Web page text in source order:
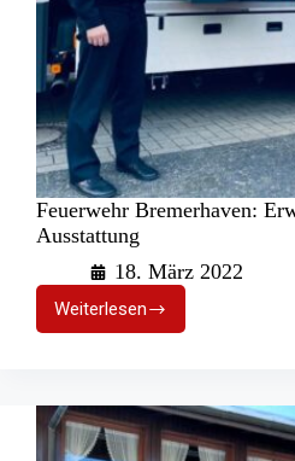
Feuerwehr Bremerhaven:
Ausstattung
18. März 2022
WeiterlesenFeuerwehr
Bremerhaven:
Ausstattung